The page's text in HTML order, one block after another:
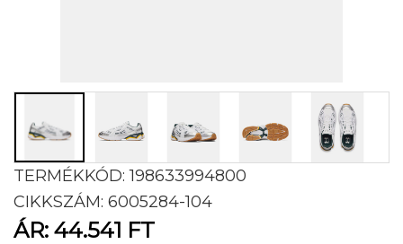
TERMÉKKÓD:198633994800
CIKKSZÁM: 6005284-104
ÁR: 44.541 FT